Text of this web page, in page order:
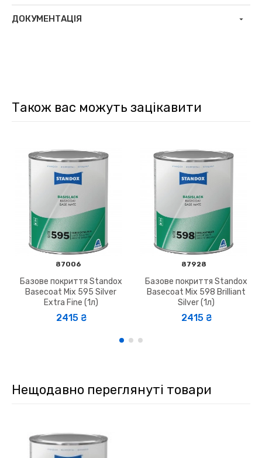
ДОКУМЕНТАЦІЯ
Також вас можуть зацікавити
87006
Базове покриття Standox
Basecoat Mix 595 Silver
Extra Fine (1л)
2415 ₴
87928
Базове покриття Standox
Basecoat Mix 598 Brilliant
Silver (1л)
2415 ₴
Нещодавно переглянуті товари